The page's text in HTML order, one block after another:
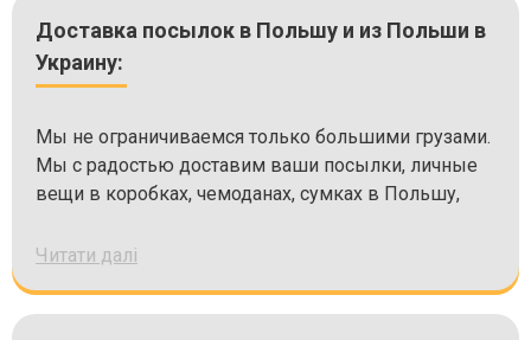
Доставка посылок в Польшу и из Польши в
Украину:
Мы не ограничиваемся только большими грузами.
Мы с радостью доставим ваши посылки, личные
вещи в коробках, чемоданах, сумках в Польшу,
Читати далі